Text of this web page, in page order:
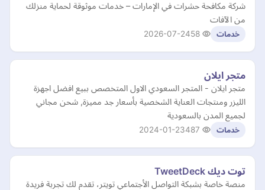
شركة مكافحة حشرات في الإمارات – خدمات موثوقة لحماية منزلك
من الآفات
خدمات 2026-07-24
متجر ايلان
متجر ايلان - المتجر السعودي الاول المتخصص ببيع افضل اجهزة
الليزر ومنتجات العناية الشخصية بأسعار جد مميزة, شحن مجاني
لجميع المدن بالسعودية
خدمات 2024-01-23
توت ديك TweetDeck
منصة خاصة بشبكة التواصل الأجتماعي تويتر، تقدم لك تجربة فريدة